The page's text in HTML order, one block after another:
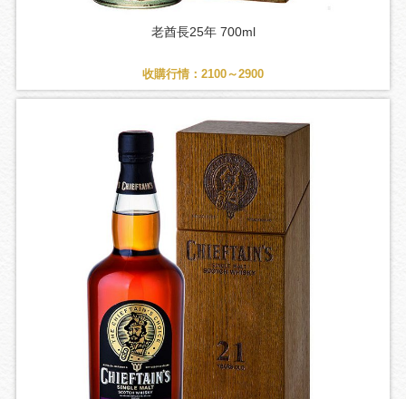
老酋長25年 700ml
收購行情：2100～2900